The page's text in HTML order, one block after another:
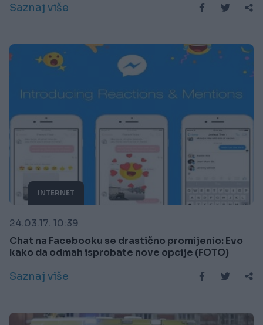
Saznaj više
INTERNET
24.03.17. 10:39
Chat na Facebooku se drastično promijenio: Evo
kako da odmah isprobate nove opcije (FOTO)
Saznaj više